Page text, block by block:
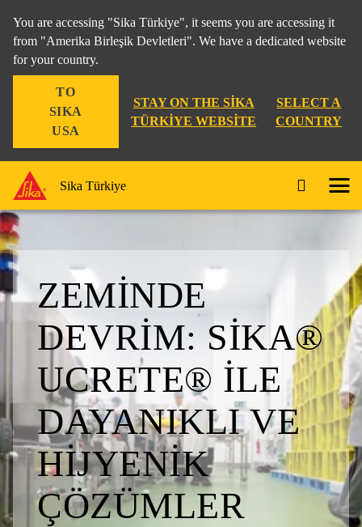
You are accessing "Sika Türkiye", it seems you are accessing it
from "Amerika Birleşik Devletleri". We have a dedicated website
for your country.
TO
SIKA
USA
STAY ON THE SIKA
TÜRKIYE WEBSITE
SELECT A
COUNTRY
Sika Türkiye
ZEMINDE
DEVRIM: SIKA®
UCRETE® ILE
DAYANIKLI VE
HIJYENIK
ÇÖZÜMLER